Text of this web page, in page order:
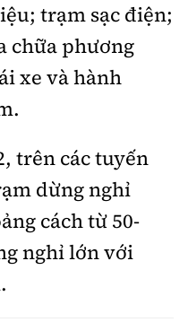
trạm sạc điện;
chữa phương
xe và hành
trên các tuyến
dừng nghỉ
cách từ 50-
nghỉ lớn với